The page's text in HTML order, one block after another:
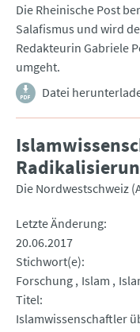
Die Rheinische Post
Salafismus und wird
Redakteurin Gabriele
umgeht.
Datei
Die Nordwestschweiz
Letzte Änderung
20.06.2017
Stichwort(e)
Forschung Islam
Titel
Islamwissenschaftler